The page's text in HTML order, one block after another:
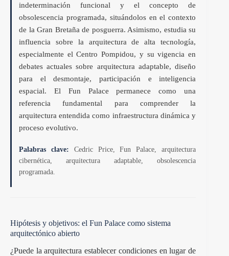
indeterminación funcional y el concepto de
obsolescencia programada, situándolos en el contexto
de la Gran Bretaña de posguerra. Asimismo, estudia su
influencia sobre la arquitectura de alta tecnología,
especialmente el Centro Pompidou, y su vigencia en
debates actuales sobre arquitectura adaptable, diseño
para el desmontaje, participación e inteligencia
espacial. El Fun Palace permanece como una
referencia fundamental para comprender la
arquitectura entendida como infraestructura dinámica y
proceso evolutivo.
Palabras clave: Cedric Price, Fun Palace, arquitectura
cibernética, arquitectura adaptable, obsolescencia
programada.
Hipótesis y objetivos: el Fun Palace como sistema
arquitectónico abierto
¿Puede la arquitectura establecer condiciones en lugar de